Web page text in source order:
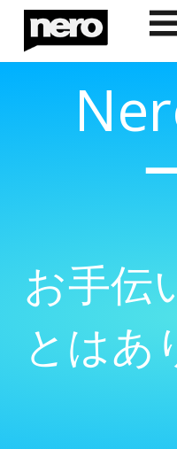
☰
お手伝
とはあ